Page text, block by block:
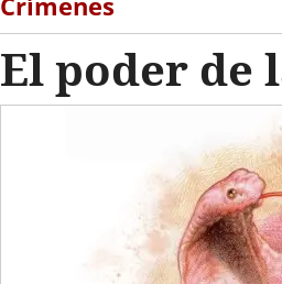
El poder de